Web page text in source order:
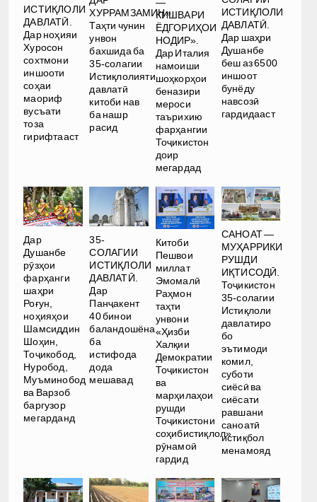
ИСТИҚЛОЛИ
ДАВЛАТӢ.
Дар ноҳияи
Хуросон
сохтмони
иншооти
соҳаи
маориф
вусъати
тоза
гирифтааст
ХУРРАМЗАМИН».
Таҳти чунин
унвон
бахшида ба
35-солагии
Истиқлолияти
давлатӣ
китоби нав
ба нашр
расид
КИШВАРИ
ЁДГОРИҲОИ
НОДИР».
Дар Италия
намоиши
шоҳкорҳои
беназири
мероси
таърихию
фарҳангии
Тоҷикистон
доир
мегардад
ИСТИҚЛОЛИ
ДАВЛАТӢ.
Дар шаҳри
Душанбе
беш аз 6500
иншоот
бунёду
навсозӣ
гардидааст
Дар
Душанбе
рӯзҳои
фарҳанги
шаҳри
Роғун,
ноҳияҳои
Шамсиддин
Шоҳин,
Тоҷикобод,
Нуробод,
Муъминобод
ва Варзоб
баргузор
мегарданд
35-
СОЛАГИИ
ИСТИҚЛОЛИ
ДАВЛАТӢ.
Дар
Панҷакент
40 бинои
баландошёна
ба
истифода
дода
мешавад
Китоби
Пешвои
миллат
Эмомалӣ
Раҳмон
таҳти
унвони
«Ҳизби
Халқии
Демократии
Тоҷикистон
ва
марҳилаҳои
рушди
Тоҷикистони
соҳибистиқлол»
рӯнамоӣ
гардид
САНОАТ —
МУҲАРРИКИ
РУШДИ
ИҚТИСОДӢ.
Тоҷикистон
35-солагии
Истиқлоли
давлатиро
бо
эътимоди
комил,
суботи
сиёсӣ ва
сиёсати
равшани
саноатӣ
истиқбол
менамояд